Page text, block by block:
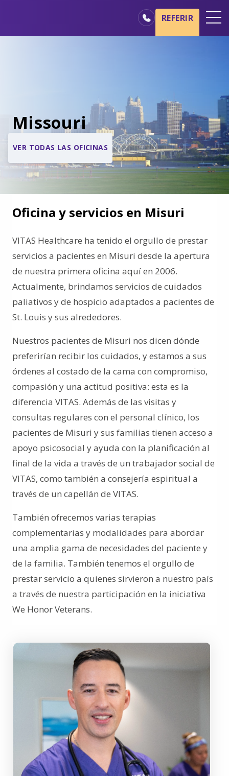
Profesionales médicos
Familiares y cuidadores
REFERIR
Missouri
VER TODAS LAS OFICINAS
Oficina y servicios en Misuri
VITAS Healthcare ha tenido el orgullo de prestar
servicios a pacientes en Misuri desde la apertura
de nuestra primera oficina aquí en 2006.
Actualmente, brindamos servicios de cuidados
paliativos y de hospicio adaptados a pacientes de
St. Louis y sus alrededores.
Nuestros pacientes de Misuri nos dicen dónde
preferirían recibir los cuidados, y estamos a sus
órdenes al costado de la cama con compromiso,
compasión y una actitud positiva: esta es la
diferencia VITAS. Además de las visitas y
consultas regulares con el personal clínico, los
pacientes de Misuri y sus familias tienen acceso a
apoyo psicosocial y ayuda con la planificación al
final de la vida a través de un trabajador social de
VITAS, como también a consejería espiritual a
través de un capellán de VITAS.
También ofrecemos varias terapias
complementarias y modalidades para abordar
una amplia gama de necesidades del paciente y
de la familia. También tenemos el orgullo de
prestar servicio a quienes sirvieron a nuestro país
a través de nuestra participación en la iniciativa
We Honor Veterans.